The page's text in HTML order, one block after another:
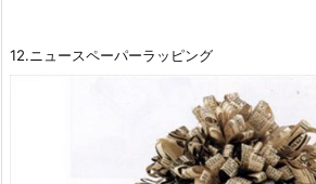
12.ニュースペーパーラッピング